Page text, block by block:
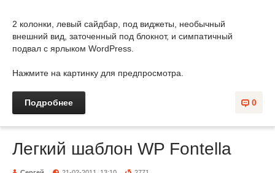
2 колонки, левый сайдбар, под виджеты, необычный
внешний вид, заточенный под блокнот, и симпатичный
подвал с ярлыком WordPress.
Нажмите на картинку для предпросмотра.
0
Подробнее
Легкий шаблон WP Fontella